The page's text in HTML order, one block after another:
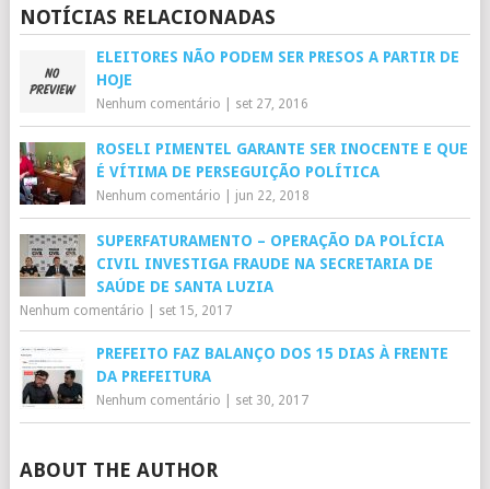
NOTÍCIAS RELACIONADAS
ELEITORES NÃO PODEM SER PRESOS A PARTIR DE
HOJE
Nenhum comentário set 27, 2016
ROSELI PIMENTEL GARANTE SER INOCENTE E QUE
É VÍTIMA DE PERSEGUIÇÃO POLÍTICA
Nenhum comentário jun 22, 2018
SUPERFATURAMENTO – OPERAÇÃO DA POLÍCIA
CIVIL INVESTIGA FRAUDE NA SECRETARIA DE
SAÚDE DE SANTA LUZIA
Nenhum comentário set 15, 2017
PREFEITO FAZ BALANÇO DOS 15 DIAS À FRENTE
DA PREFEITURA
Nenhum comentário set 30, 2017
ABOUT THE AUTHOR